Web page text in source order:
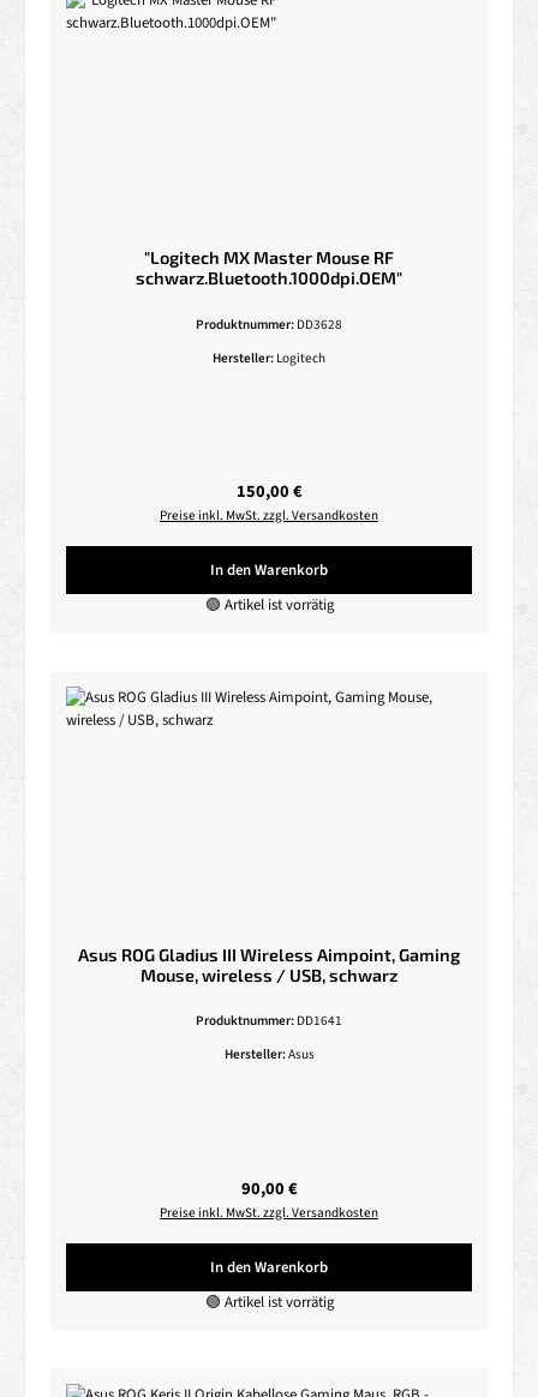
"Logitech MX Master Mouse RF
schwarz.Bluetooth.1000dpi.OEM"
Produktnummer: DD3628
Hersteller: Logitech
Regulärer Preis:
150,00 €
Preise inkl. MwSt. zzgl. Versandkosten
In den Warenkorb
🟢 Artikel ist vorrätig
Asus ROG Gladius III Wireless Aimpoint, Gaming
Mouse, wireless / USB, schwarz
Produktnummer: DD1641
Hersteller:Asus
Regulärer Preis:
90,00 €
Preise inkl. MwSt. zzgl. Versandkosten
In den Warenkorb
🟢 Artikel ist vorrätig